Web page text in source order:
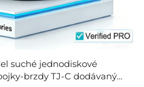
suché jednodiskové
brzdy TJ-C dodávaný